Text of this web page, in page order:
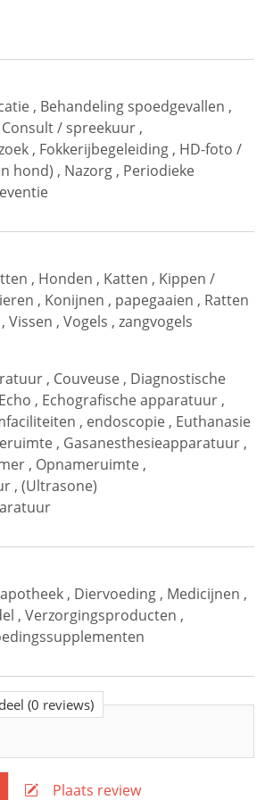
, Behandeling spoedgevallen ,
Consult / spreekuur ,
, Fokkerijbegeleiding , HD-foto /
hond) , Nazorg , Periodieke
, Honden , Katten , Kippen /
, Konijnen , papegaaien , Ratten
, Vissen , Vogels , zangvogels
, Couveuse , Diagnostische
Echo , Echografische apparatuur ,
, endoscopie , Euthanasie
, Gasanesthesieapparatuur ,
, Opnameruimte ,
, (Ultrasone)
, Diervoeding , Medicijnen ,
, Verzorgingsproducten ,
(0 reviews)
Plaats review